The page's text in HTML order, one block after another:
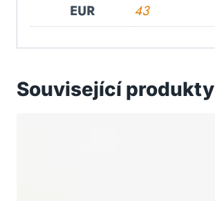
EUR
43
Související produkty